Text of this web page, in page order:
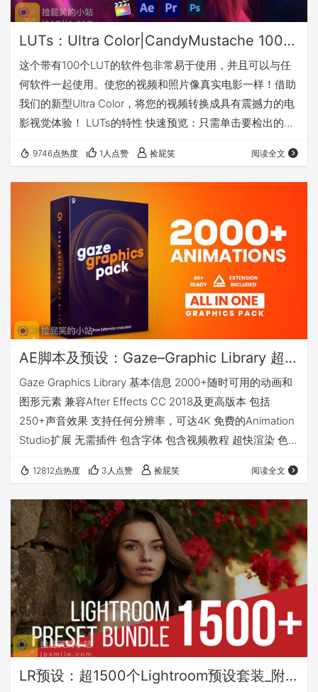
LUTs：Ultra Color|CandyMustache 100个创意风格化调色预设
这个带有100个LUT的软件包非常易于使用，并且可以与任
何软件一起使用。使您的视频和照片像真实电影一样！借助
我们的新型Ultra Color，将您的视频转换成具有震撼力的电
影视觉体验！ LUTs的特性 快速预览：只需单击要检出的
会浪费时间进行渲染和导出。 快速渲染：按播放，实时查看
您的电影效果！无需渲染和导出即可查看一切是否如您所
愿。 适用于任何分辨率：无论您拍摄什么镜头，我们都能为
您覆盖！ Ultra Color可在任何分辨率下工作！ Ultra Color
9746点热度 1人点赞 捡屁笑 阅读全文
AE脚本及预设：Gaze–Graphic Library 超2000个时尚版式标题设计MG动画背景转场预设图形库(Animation Studio)
Gaze Graphics Library 基本信息 2000+随时可用的动画和
图形元素 兼容After Effects CC 2018及更高版本 包括
250+声音效果 支持任何分辨率，可达4K 免费的Animation
Studio扩展 无需插件 包含字体 包含视频教程 超快渲染 色彩
获取。 当然你也可以直接使用“支付宝”付费，单独购买这个
资源。
12812点热度 3人点赞 捡屁笑 阅读全文
LR预设：超1500个Lightroom预设套装_附赠拼图模板